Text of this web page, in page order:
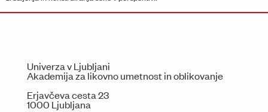
Univerza v Ljubljani
Akademija za likovno umetnost in oblikovanje
Erjavčeva cesta 23
1000 Ljubljana